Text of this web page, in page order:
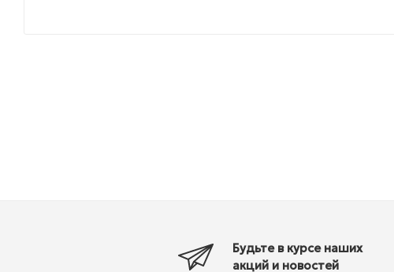
Будьте в курсе наших
акций и новостей